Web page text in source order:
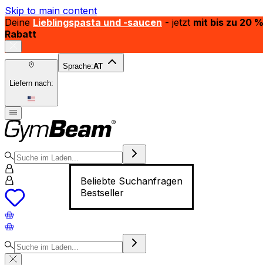
Skip to main content
Deine Lieblingspasta und -saucen - jetzt mit bis zu 20 %
Rabatt
Liefern nach:
Sprache:AT
Beliebte Suchanfragen
Bestseller